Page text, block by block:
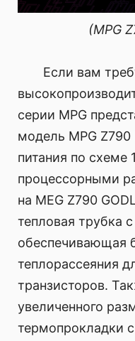
(MPG
Если вам
серии MPG
модель MPG Z790
питания по схеме
процессорными
на MEG Z790
тепловая трубка
обеспечивающая
теплорассеяния
транзисторов.
увеличенного
термопрокладки